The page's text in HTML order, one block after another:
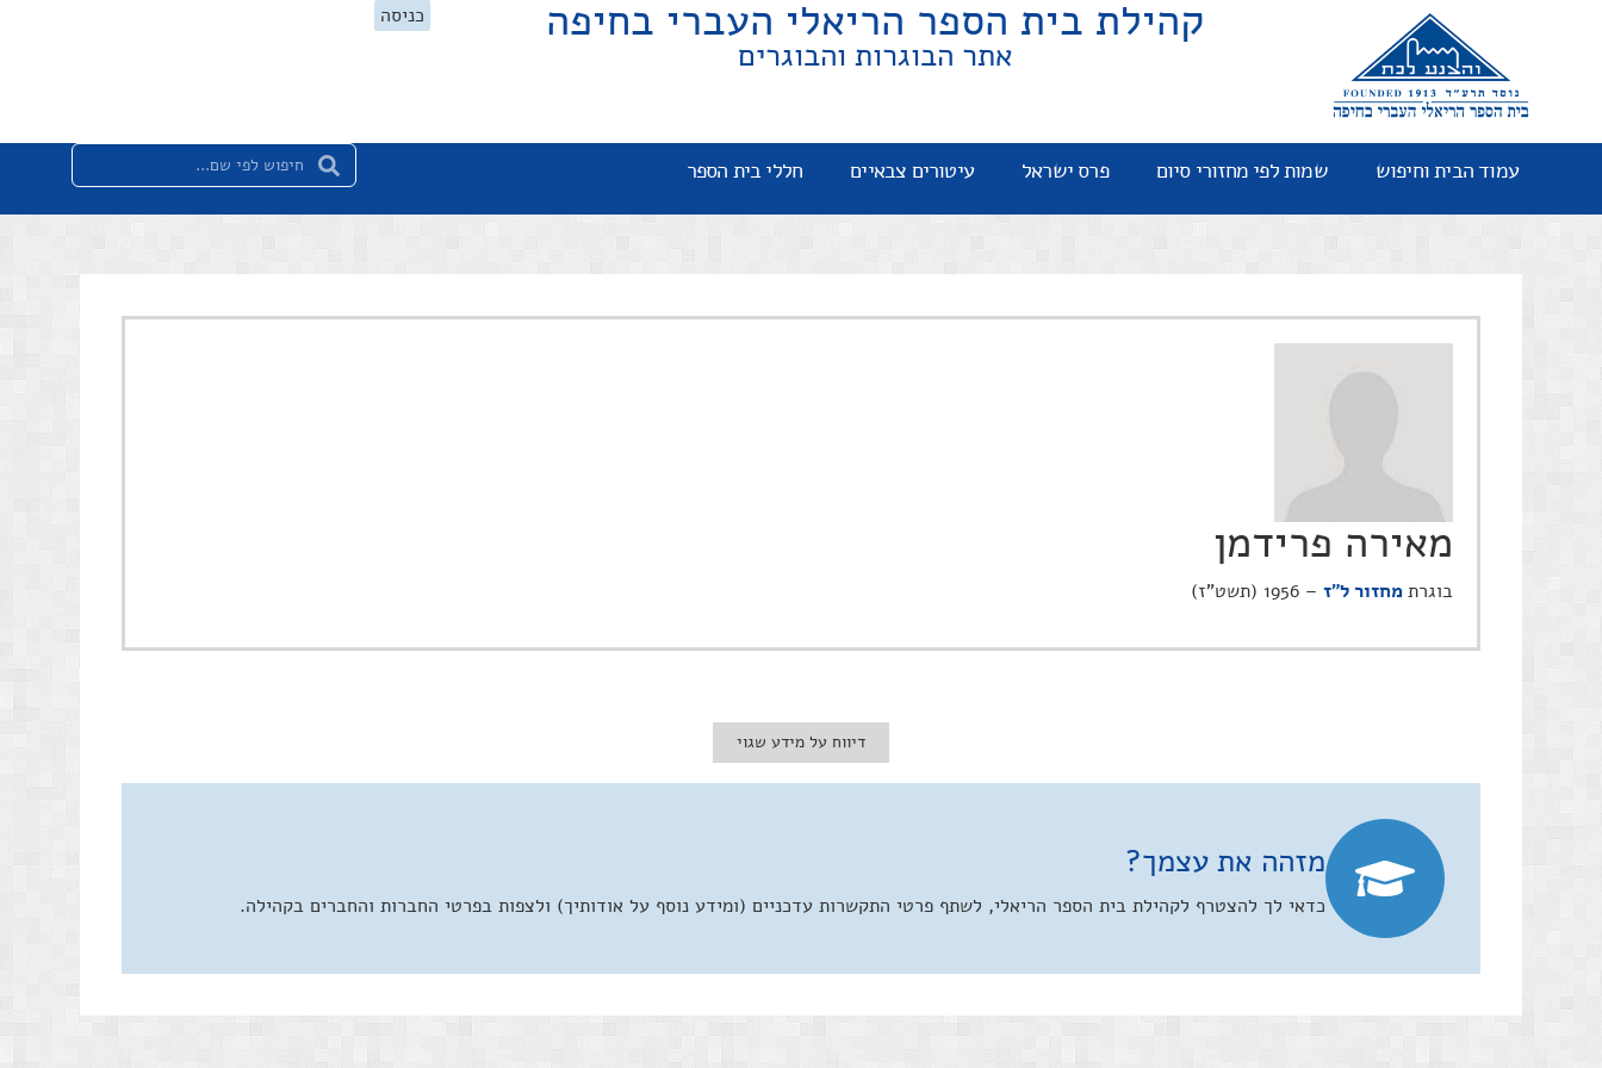
קהילת בית הספר הריאלי העברי בחיפה
אתר הבוגרות והבוגרים
כניסה
עמוד הבית וחיפוש שמות לפי מחזורי סיום פרס ישראל עיטורים צבאיים חללי בית הספר
מאירה פרידמן
בוגרתמחזור ל"ז – 1956 (תשט"ז)
דיווח על מידע שגוי
מזהה את עצמך?
כדאי לך להצטרף לקהילת בית הספר הריאלי, לשתף פרטי התקשרות עדכניים (ומידע נוסף על אודותיך) ולצפות בפרטי החברות והחברים בקהילה.